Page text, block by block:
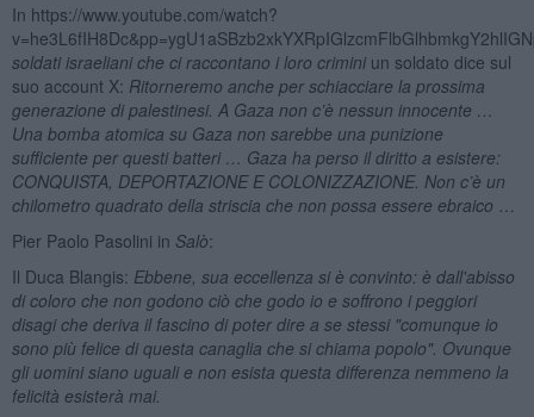
In https://www.youtube.com/watch?
soldati israeliani che ci raccontano i loro criminiun soldato dice sul
suo account X: Ritorneremo anche per schiacciare la prossima
generazione di palestinesi. A Gaza non c’è nessun innocente …
Una bomba atomica su Gaza non sarebbe una punizione
sufficiente per questi batteri … Gaza ha perso il diritto a esistere:
CONQUISTA, DEPORTAZIONE E COLONIZZAZIONE. Non c’è un
chilometro quadrato della striscia che non possa essere ebraico
Pier Paolo Pasolini in Salò:
Il Duca Blangis: Ebbene, sua eccellenza si è convinto: è dall'abisso
di coloro che non godono ciò che godo io e soffrono i peggiori
disagi che deriva il fascino di poter dire a se stessi "comunque io
sono più felice di questa canaglia che si chiama popolo". Ovunque
gli uomini siano uguali e non esista questa differenza nemmeno la
felicità esisterà mai.